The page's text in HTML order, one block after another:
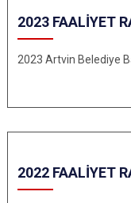
2023 FAALİYET
2023 Artvin Belediye
2022 FAALİYET